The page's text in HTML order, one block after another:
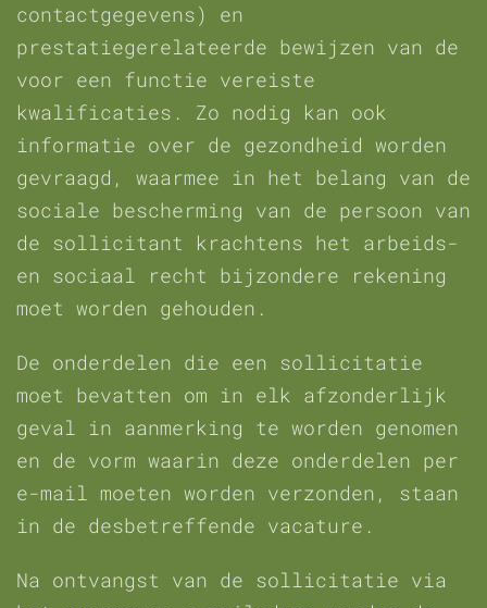
contactgegevens) en
prestatiegerelateerde bewijzen van de
voor een functie vereiste
kwalificaties. Zo nodig kan ook
informatie over de gezondheid worden
gevraagd, waarmee in het belang van de
sociale bescherming van de persoon van
de sollicitant krachtens het arbeids-
en sociaal recht bijzondere rekening
moet worden gehouden.
De onderdelen die een sollicitatie
moet bevatten om in elk afzonderlijk
geval in aanmerking te worden genomen
en de vorm waarin deze onderdelen per
e-mail moeten worden verzonden, staan
in de desbetreffende vacature.
Na ontvangst van de sollicitatie via